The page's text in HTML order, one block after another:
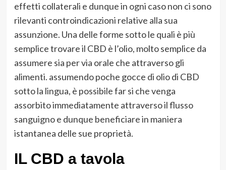
effetti collaterali e dunque in ogni caso non ci sono
rilevanti controindicazioni relative alla sua
assunzione. Una delle forme sotto le quali è più
semplice trovare il CBD è l’olio, molto semplice da
assumere sia per via orale che attraverso gli
alimenti. assumendo poche gocce di olio di CBD
sotto la lingua, è possibile far si che venga
assorbito immediatamente attraverso il flusso
sanguigno e dunque beneficiare in maniera
istantanea delle sue proprietà.
IL CBD a tavola